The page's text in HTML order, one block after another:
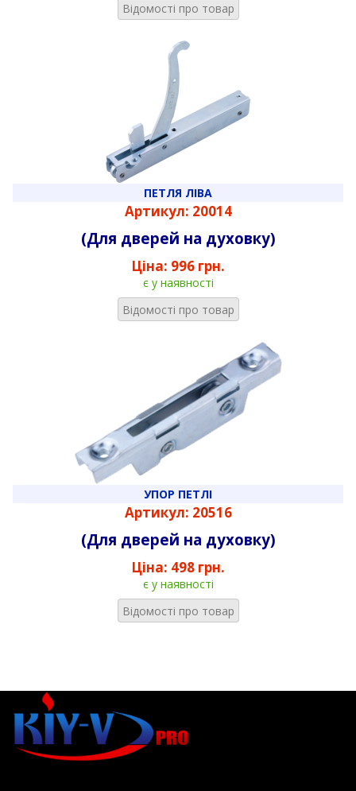
Відомості про товар
ПЕТЛЯ ЛІВА
Артикул: 20014
(Для дверей на духовку)
Ціна: 996 грн.
є у наявності
Відомості про товар
УПОР ПЕТЛІ
Артикул: 20516
(Для дверей на духовку)
Ціна: 498 грн.
є у наявності
Відомості про товар